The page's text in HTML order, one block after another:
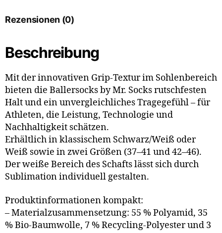
Rezensionen (0)
Beschreibung
Mit der innovativen Grip-Textur im Sohlenbereich
bieten die Ballersocks by Mr. Socks rutschfesten
Halt und ein unvergleichliches Tragegefühl – für
Athleten, die Leistung, Technologie und
Nachhaltigkeit schätzen.
Erhältlich in klassischem Schwarz/Weiß oder
Weiß sowie in zwei Größen (37–41 und 42–46).
Der weiße Bereich des Schafts lässt sich durch
Sublimation individuell gestalten.
Produktinformationen kompakt:
– Materialzusammensetzung: 55 % Polyamid, 35
% Bio-Baumwolle, 7 % Recycling-Polyester und 3